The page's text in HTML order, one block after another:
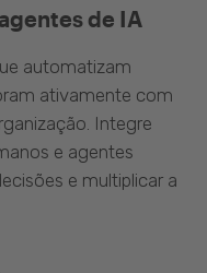
de IA
automatizam
ativamente com
Integre
e agentes
e multiplicar a